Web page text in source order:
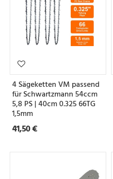
4 Sägeketten VM passend
für Schwartzmann 54ccm
5,8 PS | 40cm 0.325 66TG
1,5mm
41,50 €